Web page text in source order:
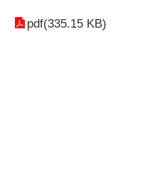
pdf(335.15 KB)